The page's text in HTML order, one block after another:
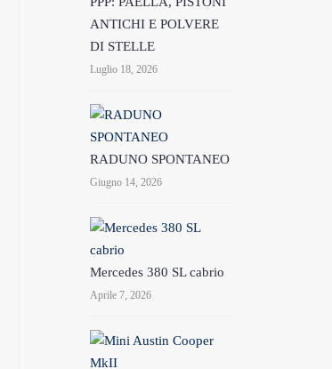
ANTICHI E POLVERE
DI STELLE
Luglio 18, 2026
RADUNO SPONTANEO
Giugno 14, 2026
Mercedes 380 SL cabrio
Aprile 7, 2026